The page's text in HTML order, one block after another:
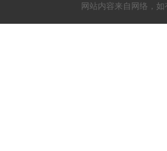
网站内容来自网络，